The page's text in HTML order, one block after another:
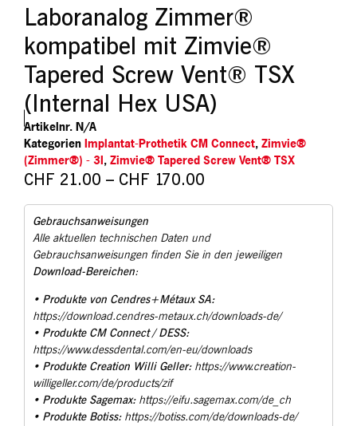
Laboranalog Zimmer®
kompatibel mit Zimvie®
Tapered Screw Vent® TSX
(Internal Hex USA)
Artikelnr. N/A
Kategorien Implantat-Prothetik CM Connect, Zimvie®
(Zimmer®) - 3I, Zimvie® Tapered Screw Vent® TSX
CHF 21.00 – CHF 170.00
Gebrauchsanweisungen
Alle aktuellen technischen Daten und
Gebrauchsanweisungen finden Sie in den jeweiligen
Download-Bereichen:
• Produkte von Cendres+Métaux SA:
https://download.cendres-metaux.ch/downloads-de/
• Produkte CM Connect / DESS:
https://www.dessdental.com/en-eu/downloads
• Produkte Creation Willi Geller: https://www.creation-
willigeller.com/de/products/zif
• Produkte Sagemax: https://eifu.sagemax.com/de_ch
• Produkte Botiss: https://botiss.com/de/downloads-de/